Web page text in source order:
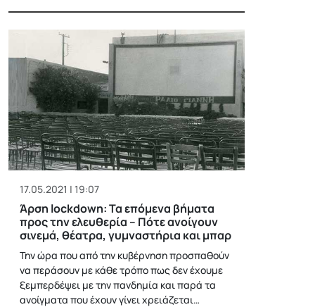
17.05.2021 | 19:07
Άρση lockdown: Τα επόμενα βήματα
προς την ελευθερία – Πότε ανοίγουν
σινεμά, θέατρα, γυμναστήρια και μπαρ
Την ώρα που από την κυβέρνηση προσπαθούν
να περάσουν με κάθε τρόπο πως δεν έχουμε
ξεμπερδέψει με την πανδημία και παρά τα
ανοίγματα που έχουν γίνει χρειάζεται…